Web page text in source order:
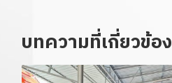
บทความที่เกี่ยวข้อง